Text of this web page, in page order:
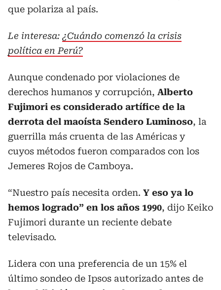
que polariza al país.
Le interesa: ¿Cuándo comenzó la crisis
política en Perú?
Aunque condenado por violaciones de
derechos humanos y corrupción, Alberto
Fujimori es considerado artífice de la
derrota del maoísta Sendero Luminoso, la
guerrilla más cruenta de las Américas y
cuyos métodos fueron comparados con los
Jemeres Rojos de Camboya.
“Nuestro país necesita orden. Y eso ya lo
hemos logrado” en los años 1990, dijo Keiko
Fujimori durante un reciente debate
televisado.
Lidera con una preferencia de un 15% el
último sondeo de Ipsos autorizado antes de